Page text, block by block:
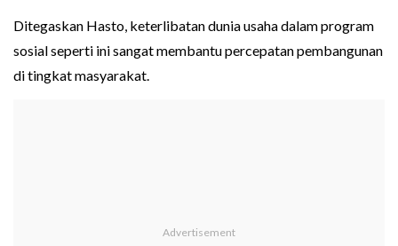
Ditegaskan Hasto, keterlibatan dunia usaha dalam program
sosial seperti ini sangat membantu percepatan pembangunan
di tingkat masyarakat.